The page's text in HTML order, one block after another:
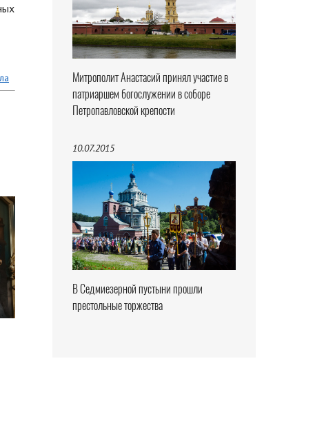
Митрополит Анастасий принял участие в
патриаршем богослужении в соборе
Петропавловской крепости
10.07.2015
В Седмиезерной пустыни прошли
престольные торжества